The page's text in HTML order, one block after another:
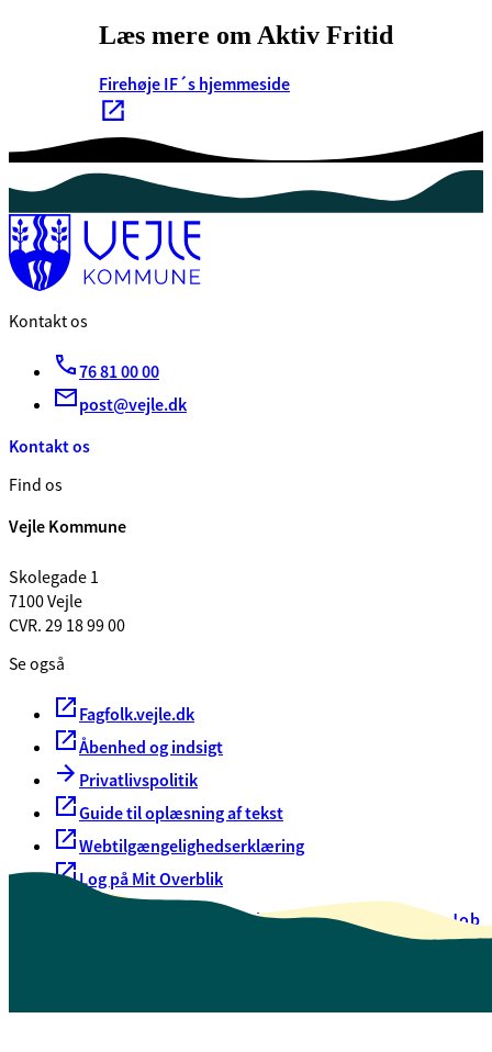
Læs mere om Aktiv Fritid
Firehøje IF´s hjemmeside
Kontakt os
76 81 00 00
post@vejle.dk
Kontakt os
Find os
Vejle Kommune
Skolegade 1
7100 Vejle
CVR. 29 18 99 00
Se også
Fagfolk.vejle.dk
Åbenhed og indsigt
Privatlivspolitik
Guide til oplæsning af tekst
Webtilgængelighedserklæring
Log på Mit Overblik
Oversigt over selvbetjeningJob